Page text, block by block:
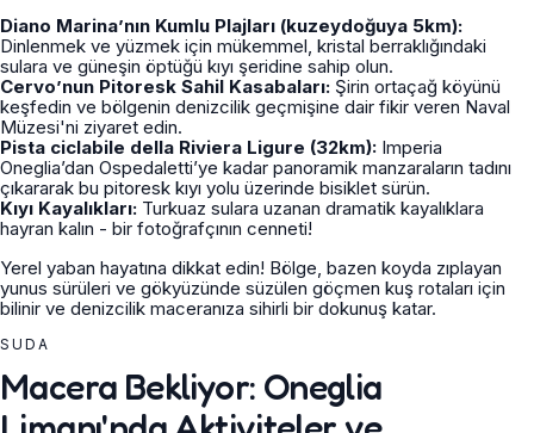
Diano Marina’nın Kumlu Plajları (kuzeydoğuya 5km):
Dinlenmek ve yüzmek için mükemmel, kristal berraklığındaki
sulara ve güneşin öptüğü kıyı şeridine sahip olun.
Cervo’nun Pitoresk Sahil Kasabaları: Şirin ortaçağ köyünü
keşfedin ve bölgenin denizcilik geçmişine dair fikir veren Naval
Müzesi'ni ziyaret edin.
Pista ciclabile della Riviera Ligure (32km): Imperia
Oneglia’dan Ospedaletti’ye kadar panoramik manzaraların tadını
çıkararak bu pitoresk kıyı yolu üzerinde bisiklet sürün.
Kıyı Kayalıkları: Turkuaz sulara uzanan dramatik kayalıklara
hayran kalın - bir fotoğrafçının cenneti!
Yerel yaban hayatına dikkat edin! Bölge, bazen koyda zıplayan
yunus sürüleri ve gökyüzünde süzülen göçmen kuş rotaları için
bilinir ve denizcilik maceranıza sihirli bir dokunuş katar.
SUDA
Macera Bekliyor: Oneglia